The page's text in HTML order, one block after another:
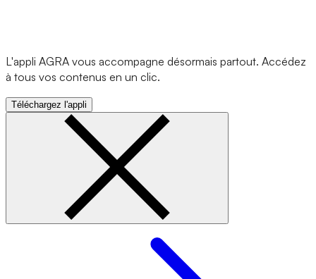
L'appli AGRA vous accompagne désormais partout. Accédez
à tous vos contenus en un clic.
Téléchargez l'appli